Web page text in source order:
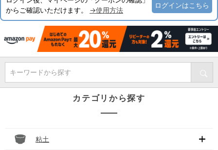
からご確認いただけます。 →使用方法
ログインはこちら
キーワードから探す
カテゴリから探す
粘土